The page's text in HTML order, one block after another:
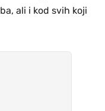
ali i kod svih koji